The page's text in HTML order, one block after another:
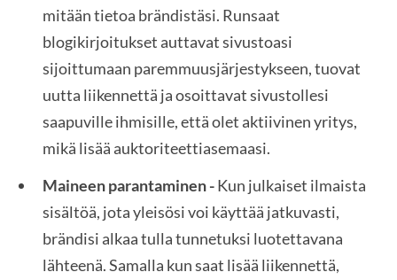
mitään tietoa brändistäsi. Runsaat
blogikirjoitukset auttavat sivustoasi
sijoittumaan paremmuusjärjestykseen, tuovat
uutta liikennettä ja osoittavat sivustollesi
saapuville ihmisille, että olet aktiivinen yritys,
mikä lisää auktoriteettiasemaasi.
Maineen parantaminen -Kun julkaiset ilmaista
sisältöä, jota yleisösi voi käyttää jatkuvasti,
brändisi alkaa tulla tunnetuksi luotettavana
lähteenä. Samalla kun saat lisää liikennettä,